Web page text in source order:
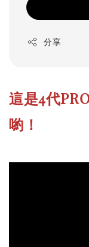
分享
這是4代
喲！